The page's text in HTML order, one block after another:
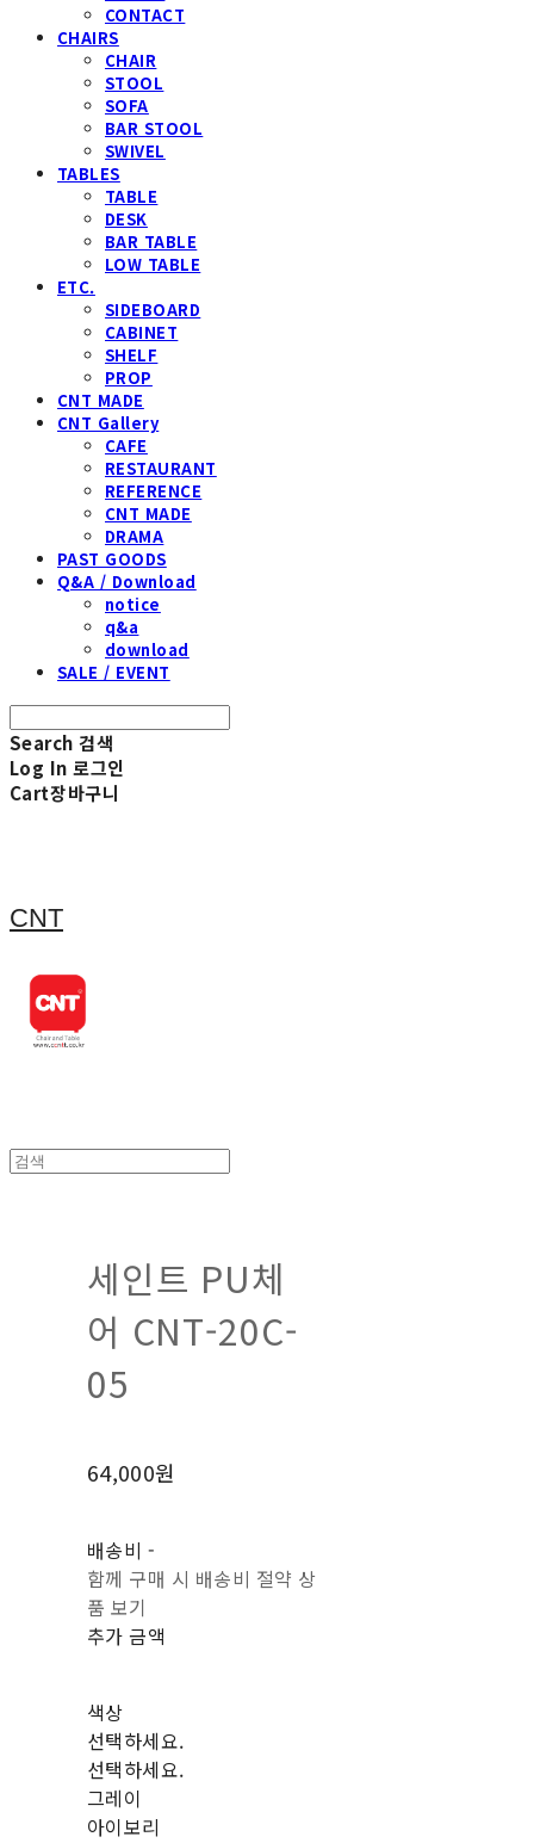
CONTACT
CHAIRS
CHAIR
STOOL
SOFA
BAR STOOL
SWIVEL
TABLES
TABLE
DESK
BAR TABLE
LOW TABLE
ETC.
SIDEBOARD
CABINET
SHELF
PROP
CNT MADE
CNT Gallery
CAFE
RESTAURANT
REFERENCE
CNT MADE
DRAMA
PAST GOODS
Q&A / Download
notice
q&a
download
SALE / EVENT
Search 검색
Log In 로그인
Cart장바구니
CNT
세인트 PU체
어 CNT-20C-
05
64,000원
배송비 -
함께 구매 시 배송비 절약 상
품 보기
추가 금액
색상
선택하세요.
선택하세요.
그레이
아이보리